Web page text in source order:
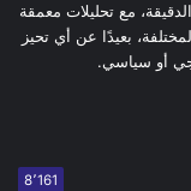
مع تحليلات معمقة
بعيدًا عن أي تحيز
أو سياسي.
8٬161